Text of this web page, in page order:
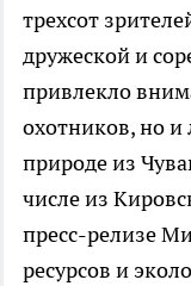
трехсот
дружеской и
привлекло
охотников, но и
природе из
числе из
пресс-релизе
ресурсов и